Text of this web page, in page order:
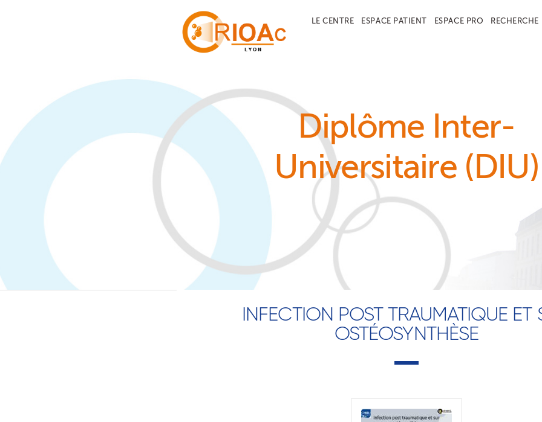
LE CENTRE ESPACE PATIENT ESPACE PRO RECHERCHE
Diplôme Inter-
Universitaire (DIU)
INFECTION POST TRAUMATIQUE ET
OSTÉOSYNTHÈSE